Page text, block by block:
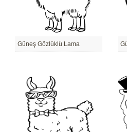
Güneş Gözlüklü Lama